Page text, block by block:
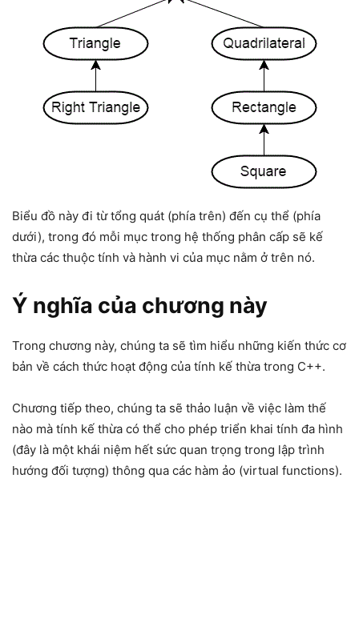
Biểu đồ này đi từ tổng quát (phía trên) đến cụ thể (phía
dưới), trong đó mỗi mục trong hệ thống phân cấp sẽ kế
thừa các thuộc tính và hành vi của mục nằm ở trên nó.
Ý nghĩa của chương này
Trong chương này, chúng ta sẽ tìm hiểu những kiến thức cơ
bản về cách thức hoạt động của tính kế thừa trong C++.
Chương tiếp theo, chúng ta sẽ thảo luận về việc làm thế
nào mà tính kế thừa có thể cho phép triển khai tính đa hình
(đây là một khái niệm hết sức quan trọng trong lập trình
hướng đối tượng) thông qua các hàm ảo (virtual functions).